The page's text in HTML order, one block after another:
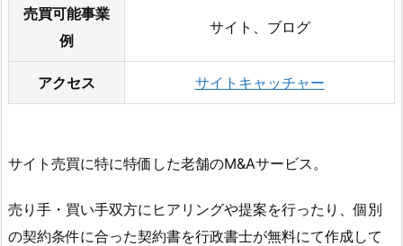
売買可能事業
例
サイト、ブログ
アクセス サイトキャッチャー
サイト売買に特に特価した老舗のM&Aサービス。
売り手・買い手双方にヒアリングや提案を行ったり、個別
の契約条件に合った契約書を行政書士が無料にて作成して